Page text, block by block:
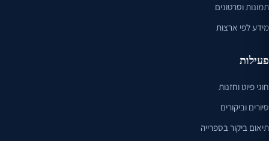
תמונות וסרטונים
מידע לפי ארצות
פעילות
חוגי פיוט וחזנות
סיורים וביקורים
תיאום ביקור בספרייה